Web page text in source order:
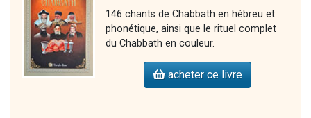
146 chants de Chabbath en hébreu et
phonétique, ainsi que le rituel complet
du Chabbath en couleur.
acheter ce livre